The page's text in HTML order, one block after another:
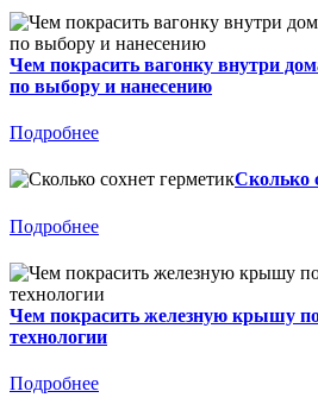
Чем покрасить вагонку внутри
по выбору и нанесению
Подробнее
Сколько
Подробнее
Чем покрасить железную крышу
технологии
Подробнее